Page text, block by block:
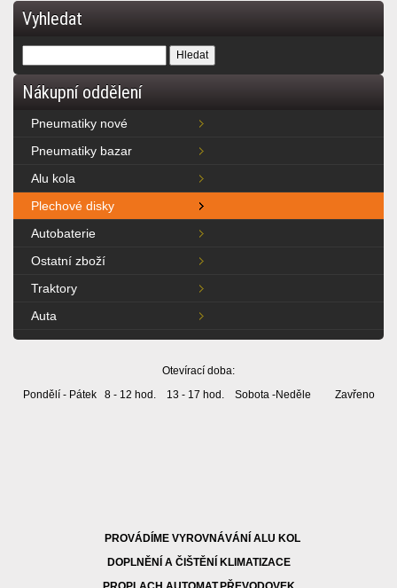
Vyhledat
Nákupní oddělení
Pneumatiky nové
Pneumatiky bazar
Alu kola
Plechové disky
Autobaterie
Ostatní zboží
Traktory
Auta
Otevírací doba:
Pondělí - Pátek 8 - 12 hod. 13 - 17 hod. Sobota -Neděle Zavřeno
PROVÁDÍME VYROVNÁVÁNÍ ALU KOL
DOPLNĚNÍ A ČIŠTĚNÍ KLIMATIZACE